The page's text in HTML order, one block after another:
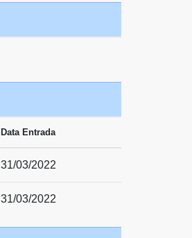
Data Entrada
31/03/2022
31/03/2022